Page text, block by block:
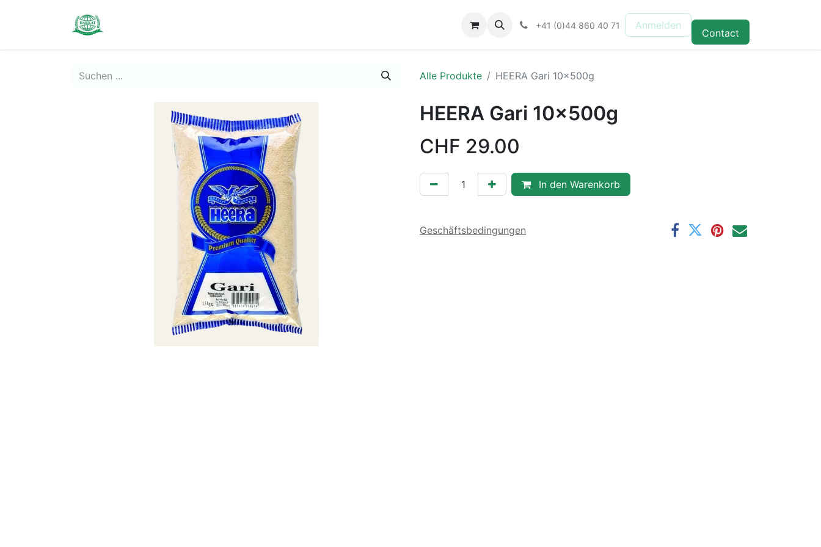
+41 (0)44 860 40 71 Anmelden
Contact
Alle Produkte HEERA Gari 10x500g
HEERA Gari 10x500g
CHF 29.00
In den Warenkorb
Geschäftsbedingungen